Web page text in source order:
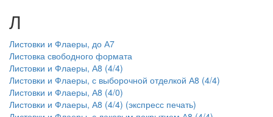
Л
Листовки и Флаеры, до А7
Листовка свободного формата
Листовки и Флаеры, А8 (4/4)
Листовки и Флаеры, с выборочной отделкой А8 (4/4)
Листовки и Флаеры, А8 (4/0)
Листовки и Флаеры, А8 (4/4) (экспресс печать)